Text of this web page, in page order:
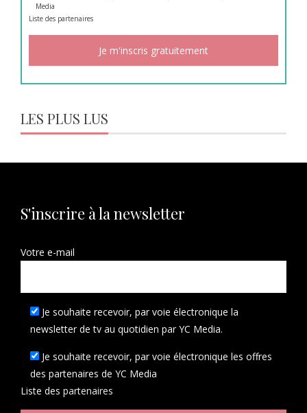
Media
Liste des partenaires
LES PLUS LUS
S'inscrire à la newsletter
Votre e-mail
Je souhaite recevoir, par voie électronique la
newsletter de tv au quotidien par YC Media.
Je souhaite recevoir, par voie électronique les offres
des partenaires de YC Media
Liste des partenaires